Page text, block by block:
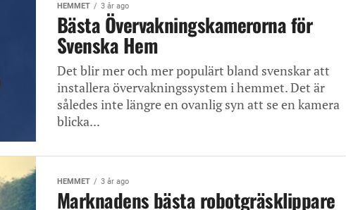
HEMMET 3 år ago
Bästa Övervakningskamerorna för
Svenska Hem
Det blir mer och mer populärt bland svenskar att
installera övervakningssystem i hemmet. Det är
således inte längre en ovanlig syn att se en kamera
blicka...
HEMMET 3 år ago
Marknadens bästa robotgräsklippare